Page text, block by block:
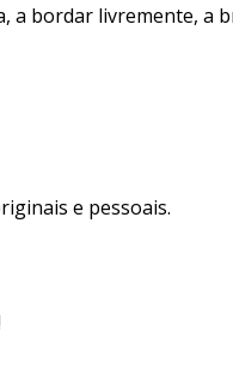
bordar livremente, a
e pessoais.